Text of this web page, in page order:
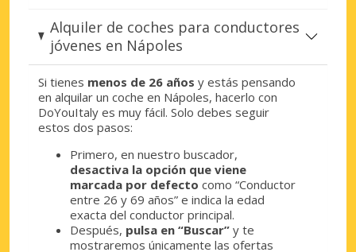
Alquiler de coches para conductores
jóvenes en Nápoles
Si tienes menos de 26 años y estás pensando
en alquilar un coche en Nápoles, hacerlo con
DoYouItaly es muy fácil. Solo debes seguir
estos dos pasos:
Primero, en nuestro buscador,
desactiva la opción que viene
marcada por defecto como “Conductor
entre 26 y 69 años” e indica la edad
exacta del conductor principal.
Después, pulsa en “Buscar” y te
mostraremos únicamente las ofertas